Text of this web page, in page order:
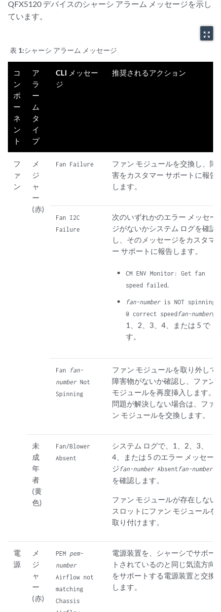
QFX5120 デバイスのシャーシ アラーム メッセージを示し
ています。
zoom_out_map
表 1:シャーシ アラーム メッセージ
コ
ン
ポ
ー
ネ
ン
ト
ア
ラ
ー
ム
タ
イ
プ
CLI メッセー
ジ
推奨されるアクション
フ
ァ
ン
メ
ジ
ャ
ー
(赤)
Fan Failure
ファン モジュールを交換し、障
害をカスタマー サポートに報告
します。
Fan I2C
Failure
次のいずれかのエラー メッセー
ジがないかシステム ログを確認
し、そのメッセージをカスタマ
ー サポートに報告します。
CM ENV Monitor: Get fan
speed failed.
fan-numberis NOT spinning
@ correct speedfan-numberは
1、2、3、4、または 5 で
す。
Fan fan-
numberNot
Spinning
ファン モジュールを取り外して
障害物がないか確認し、ファン
モジュールを再度挿入します。
問題が解決しない場合は、ファ
ン モジュールを交換します。
未
成
年
者
(黄
色)
Fan/Blower
Absent
システム ログで、1、2、3、
4、または 5 のエラー メッセー
ジfan-numberAbsentfan-number
を確認します。
ファン モジュールが存在しない
スロットにファン モジュールを
取り付けます。
電
源
メ
ジ
ャ
ー
(赤)
PEM pem-
number
Airflow not
matching
Chassis
電源装置を、シャーシでサポー
トされているのと同じ気流方向
をサポートする電源装置と交換
します。